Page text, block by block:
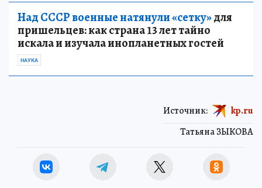
Над СССР военные натянули «сетку»для
пришельцев: как страна 13 лет тайно
искала и изучала инопланетных гостей
НАУКА
Татьяна ЗЫКОВА
Источник: kp.ru